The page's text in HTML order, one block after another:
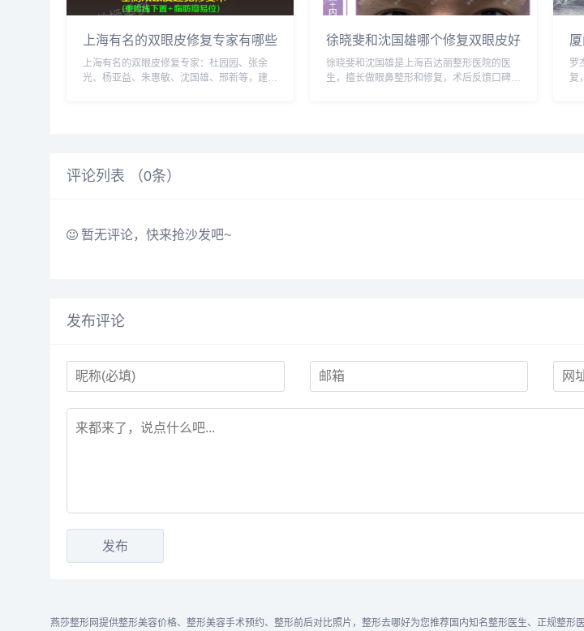
上海有名的双眼皮修复专家有哪些
上海有名的双眼皮修复专家：杜园园、张余
光、杨亚益、朱惠敏、沈国雄、邢新等，建议
徐晓斐和沈国雄哪个修复双眼皮好
徐晓斐和沈国雄是上海百达丽整形医院的医
生，擅长做眼鼻整形和修复，术后反馈口碑不
罗
复
评论列表 （0条）
暂无评论，快来抢沙发吧~
发布评论
燕莎整形网提供整形美容价格、整形美容手术预约、整形前后对比照片，整形去哪好为您推荐国内知名整形医生、正规整